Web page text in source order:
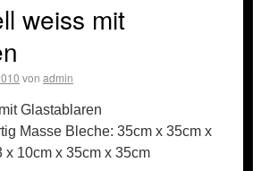
weiss mit
von admin
Glastablaren
Masse Bleche: 35cm x 35cm x
x 10cm x 35cm x 35cm